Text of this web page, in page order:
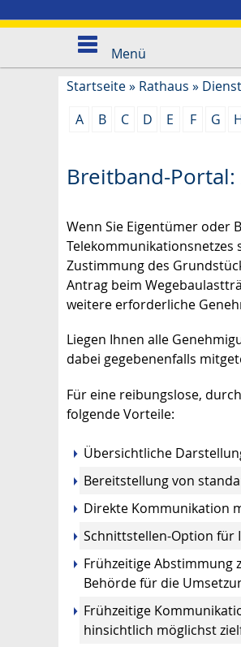
Menü
Startseite» Rathaus »
A
B C D E F G
Breitband-Portal:
Wenn Sie Eigentümer oder
Zustimmung des
Antrag beim
weitere erforderliche
Liegen Ihnen alle
dabei gegebenenfalls
Für eine reibungslose,
folgende Vorteile:
Übersichtliche
Bereitstellung von
Direkte Kommunikation
Schnittstellen-Option für
Frühzeitige Abstimmung
Behörde für die
Frühzeitige
hinsichtlich möglichst